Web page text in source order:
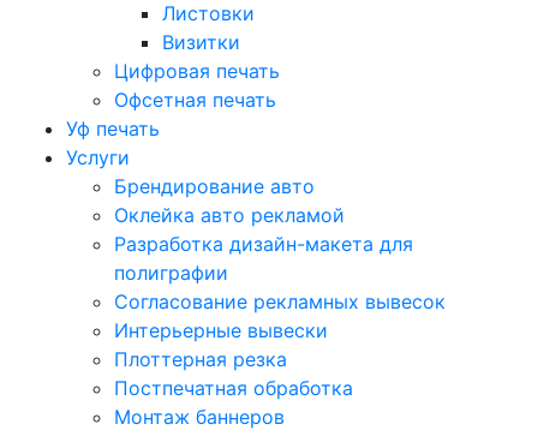
Листовки
Визитки
Цифровая печать
Офсетная печать
Уф печать
Услуги
Брендирование авто
Оклейка авто рекламой
Разработка дизайн-макета для
полиграфии
Согласование рекламных вывесок
Интерьерные вывески
Плоттерная резка
Постпечатная обработка
Монтаж баннеров